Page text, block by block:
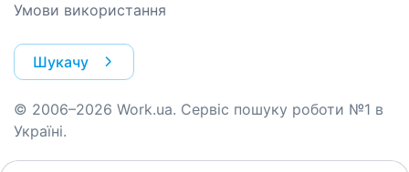
Умови використання
Шукачу
© 2006–2026 Work.ua. Сервіс пошуку роботи №1 в
Україні.